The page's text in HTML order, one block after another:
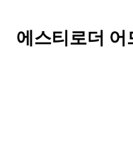
에스티로더